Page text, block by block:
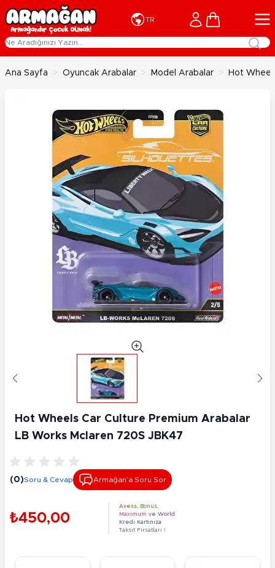
İçeriğe geç
TR Cart
Ana Sayfa > Oyuncak Arabalar > Model Arabalar > Hot
Hot Wheels Car Culture Premium Arabalar
LB Works Mclaren 720S JBK47
(0)Soru & Cevap Armağan’a Soru Sor
₺450,00
Axess Bonus
Maximum ve World
Kredi Kartınıza
Taksit Fırsatları !